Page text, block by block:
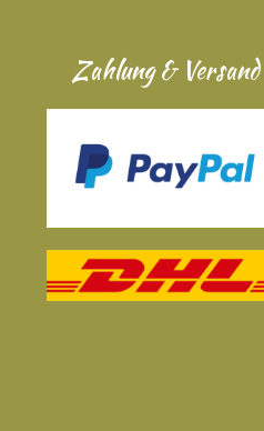
Zahlung & Versand